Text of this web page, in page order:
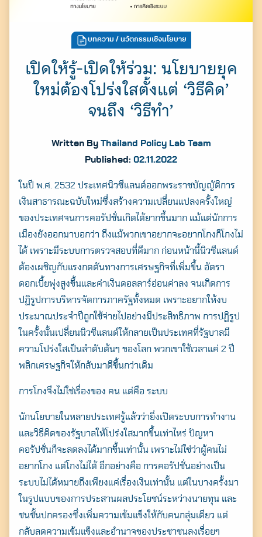
บทความ / นวัตกรรมเชิงนโยบาย
เปิดให้รู้-เปิดให้ร่วม: นโยบายยุค
ใหม่ต้องโปร่งใสตั้งแต่ ‘วิธีคิด’
จนถึง ‘วิธีทำ’
Written By Thailand Policy Lab Team
Published: 02.11.2022
ในปี พ.ศ. 2532 ประเทศนิวซีแลนด์ออกพระราชบัญญัติการ
เงินสาธารณะฉบับใหม่ซึ่งสร้างความเปลี่ยนแปลงครั้งใหญ่
ของประเทศจนการคอรัปชั่นเกิดได้ยากขึ้นมาก แม้แต่นักการ
เมืองยังออกมาบอกว่า ถึงแม้พวกเขาอยากจะอยากโกงก็โกงไม่
ได้ เพราะมีระบบการตรวจสอบที่ดีมาก ก่อนหน้านี้นิวซีแลนด์
ต้องเผชิญกับแรงกดดันทางการเศรษฐกิจที่เพิ่มขึ้น อัตรา
ดอกเบี้ยพุ่งสูงขึ้นและค่าเงินดอลลาร์อ่อนค่าลง จนเกิดการ
ปฏิรูปการบริหารจัดการภาครัฐทั้งหมด เพราะอยากให้งบ
ประมาณประจำปีถูกใช้จ่ายไปอย่างมีประสิทธิภาพ การปฏิรูป
ในครั้งนั้นเปลี่ยนนิวซีแลนด์ให้กลายเป็นประเทศที่รัฐบาลมี
ความโปร่งใสเป็นลำดับต้นๆ ของโลก พวกเขาใช้เวลาแค่ 2 ปี
พลิกเศรษฐกิจให้กลับมาดีขึ้นกว่าเดิม
การโกงจึงไม่ใช่เรื่องของ คน แต่คือ ระบบ
นักนโยบายในหลายประเทศรู้แล้วว่ายิ่งเปิดระบบการทำงาน
และวิธีคิดของรัฐบาลให้โปร่งใสมากขึ้นเท่าไหร่ ปัญหา
คอรัปชั่นก็จะลดลงได้มากขึ้นเท่านั้น เพราะไม่ใช่ว่าผู้คนไม่
อยากโกง แต่โกงไม่ได้ อีกอย่างคือ การคอรัปชั่นอย่างเป็น
ระบบไม่ได้หมายถึงเพียงแค่เรื่องเงินเท่านั้น แต่ในบางครั้งมา
ในรูปแบบของการประสานผลประโยชน์ระหว่างนายทุน และ
ชนชั้นปกครองซึ่งเพิ่มความเข้มแข็งให้กับคนกลุ่มเดียว แต่
กลับลดความเข้มแข็งและอำนาจของประชาชนลงเรื่อยๆ